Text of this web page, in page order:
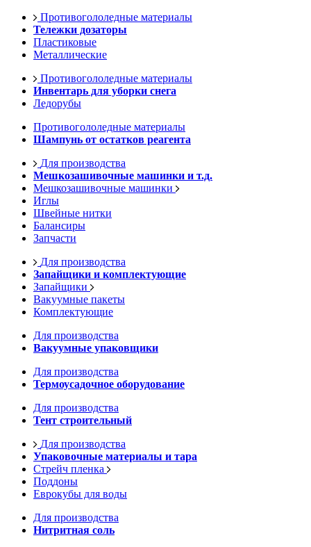
Противогололедные материалы
Тележки дозаторы
Пластиковые
Металлические
Противогололедные материалы
Инвентарь для уборки снега
Ледорубы
Противогололедные материалы
Шампунь от остатков реагента
Для производства
Мешкозашивочные машинки и т.д.
Мешкозашивочные машинки
Иглы
Швейные нитки
Балансиры
Запчасти
Для производства
Запайщики и комплектующие
Запайщики
Вакуумные пакеты
Комплектующие
Для производства
Вакуумные упаковщики
Для производства
Термоусадочное оборудование
Для производства
Тент строительный
Для производства
Упаковочные материалы и тара
Стрейч пленка
Поддоны
Еврокубы для воды
Для производства
Нитритная соль